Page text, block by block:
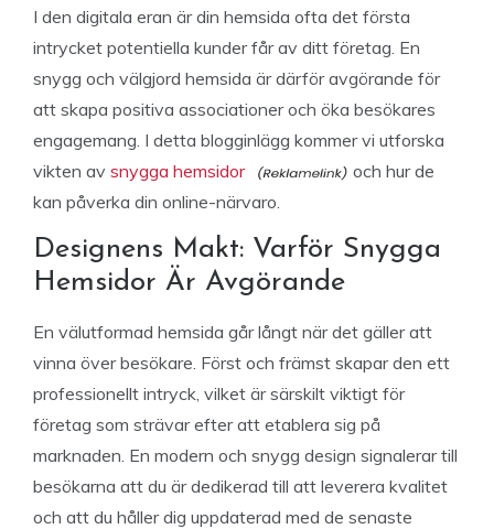
I den digitala eran är din hemsida ofta det första
intrycket potentiella kunder får av ditt företag. En
snygg och välgjord hemsida är därför avgörande för
att skapa positiva associationer och öka besökares
engagemang. I detta blogginlägg kommer vi utforska
vikten av snygga hemsidor
och hur de
kan påverka din online-närvaro.
Designens Makt: Varför Snygga
Hemsidor Är Avgörande
En välutformad hemsida går långt när det gäller att
vinna över besökare. Först och främst skapar den ett
professionellt intryck, vilket är särskilt viktigt för
företag som strävar efter att etablera sig på
marknaden. En modern och snygg design signalerar till
besökarna att du är dedikerad till att leverera kvalitet
och att du håller dig uppdaterad med de senaste